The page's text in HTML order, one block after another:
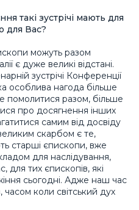
такі зустрічі мають для
для Вас?
можуть разом
є дуже великі відстані.
зустрічі Конференції
особлива нагода більше
помолитися разом, більше
про досягнення інших
самим від досвіду
скарбом є те,
старші єпископи, вже
для наслідування,
для тих єпископів, які
сьогодні. Адже наш час
коли світський дух